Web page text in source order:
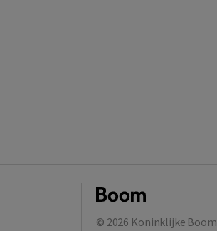
© 2026 Koninklijke Boom